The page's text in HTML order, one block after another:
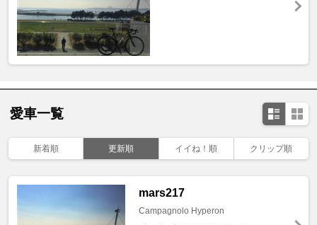
愛車一覧
新着順 更新順 イイね！順 クリップ順
mars217
Campagnolo Hyperon